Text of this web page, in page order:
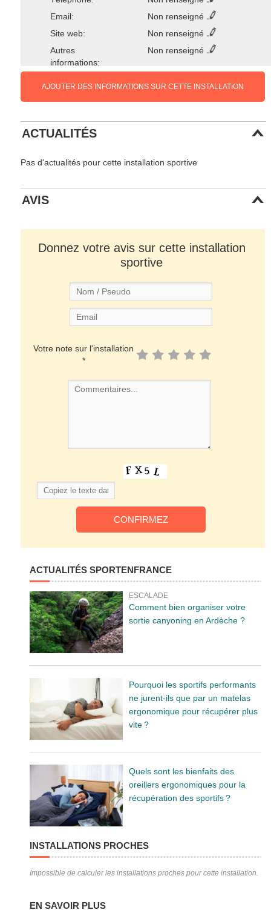
Email:
Non renseigné
Site web:
Non renseigné
Autres
informations:
Non renseigné
AJOUTER DES INFORMATIONS SUR CETTE INSTALLATION
ACTUALITÉS
Pas d'actualités pour cette installation sportive
AVIS
Donnez votre avis sur cette installation
sportive
Votre note sur l'installation
*
ACTUALITÉS SPORTENFRANCE
ESCALADE
Comment bien organiser votre
sortie canyoning en Ardèche ?
Pourquoi les sportifs performants
ne jurent-ils que par un matelas
ergonomique pour récupérer plus
vite ?
Quels sont les bienfaits des
oreillers ergonomiques pour la
récupération des sportifs ?
INSTALLATIONS PROCHES
Impossible de calculer les installations proches pour cette installation.
EN SAVOIR PLUS